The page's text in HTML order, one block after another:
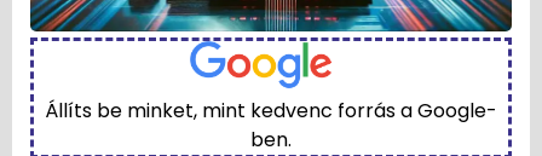
Állíts be minket, mint kedvenc forrás a Google-
ben.